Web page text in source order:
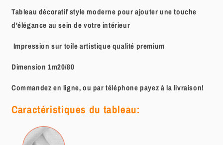
Tableau décoratif style moderne pour ajouter une touche
d'élégance au sein de votre intérieur
Impression sur toile artistique qualité premium
Dimension 1m20/80
Commandez en ligne, ou par téléphone payez à la livraison!
Caractéristiques du tableau: